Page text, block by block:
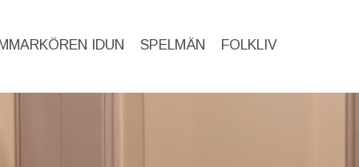
IDUN SPELMÄN FOLKLIV